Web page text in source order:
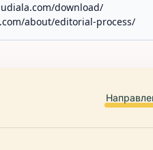
download/
about/editorial-process/